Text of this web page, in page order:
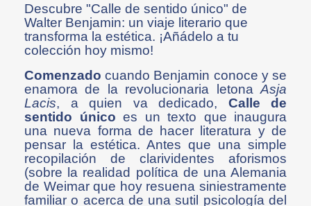
Descubre "Calle de sentido único" de
Walter Benjamin: un viaje literario que
transforma la estética. ¡Añádelo a tu
colección hoy mismo!
Comenzado cuando Benjamin conoce y se
enamora de la revolucionaria letona Asja
Lacis, a quien va dedicado, Calle de
sentido único es un texto que inaugura
una nueva forma de hacer literatura y de
pensar la estética. Antes que una simple
recopilación de clarividentes aforismos
(sobre la realidad política de una Alemania
de Weimar que hoy resuena siniestramente
familiar o acerca de una sutil psicología del